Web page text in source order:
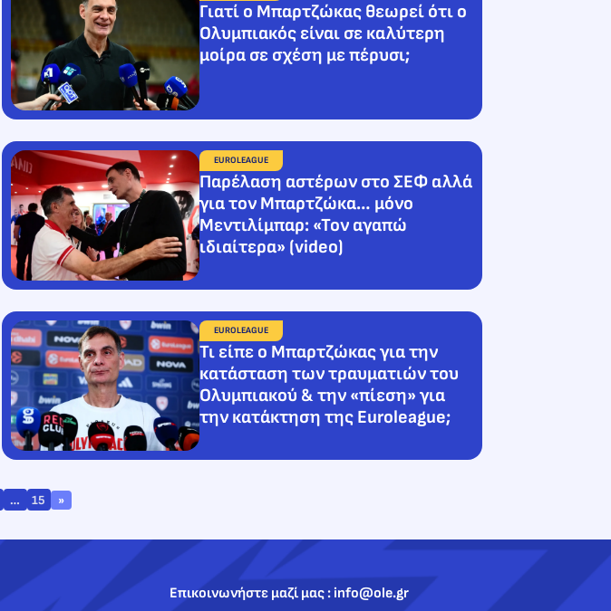
Γιατί ο Μπαρτζώκας θεωρεί ότι ο
Ολυμπιακός είναι σε καλύτερη
μοίρα σε σχέση με πέρυσι;
EUROLEAGUE
Παρέλαση αστέρων στο ΣΕΦ αλλά
για τον Μπαρτζώκα… μόνο
Μεντιλίμπαρ: «Τον αγαπώ
ιδιαίτερα» (video)
EUROLEAGUE
Τι είπε ο Μπαρτζώκας για την
κατάσταση των τραυματιών του
Ολυμπιακού & την «πίεση» για
την κατάκτηση της Euroleague;
… 15 »
Επικοινωνήστε μαζί μας : info@ole.gr